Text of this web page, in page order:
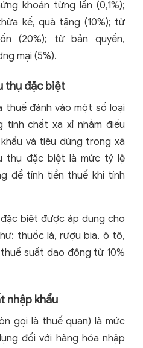
khoán từng lần (0,1%);
kế, quà tặng (10%); từ
(20%); từ bản quyền,
mại (5%).
thụ đặc biệt
thuế đánh vào một số loại
tính chất xa xỉ nhằm điều
và tiêu dùng trong xã
thụ đặc biệt là mức tỷ lệ
để tính tiền thuế khi tính
biệt được áp dụng cho
thuốc lá, rượu bia, ô tô,
suất dao động từ 10%
nhập khẩu
gọi là thuế quan) là mức
đối với hàng hóa nhập